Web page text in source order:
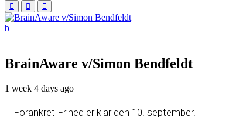
BrainAware v/Simon Bendfeldt
1 week 4 days ago
– Forankret Frihed er klar den 10. september.